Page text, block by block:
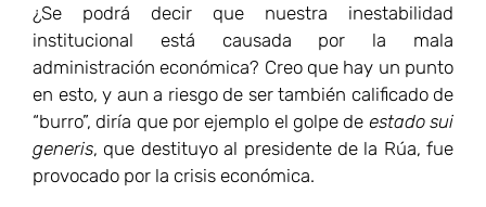
¿Se podrá decir que nuestra inestabilidad
institucional está causada por la mala
administración económica? Creo que hay un punto
en esto, y aun a riesgo de ser también calificado de
“burro”, diría que por ejemplo el golpe de estado sui
generis, que destituyo al presidente de la Rúa, fue
provocado por la crisis económica.